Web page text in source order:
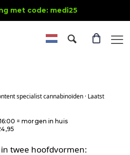
met code: medi25
specialist cannabinoïden · Laatst
= morgen in huis
twee hoofdvormen: